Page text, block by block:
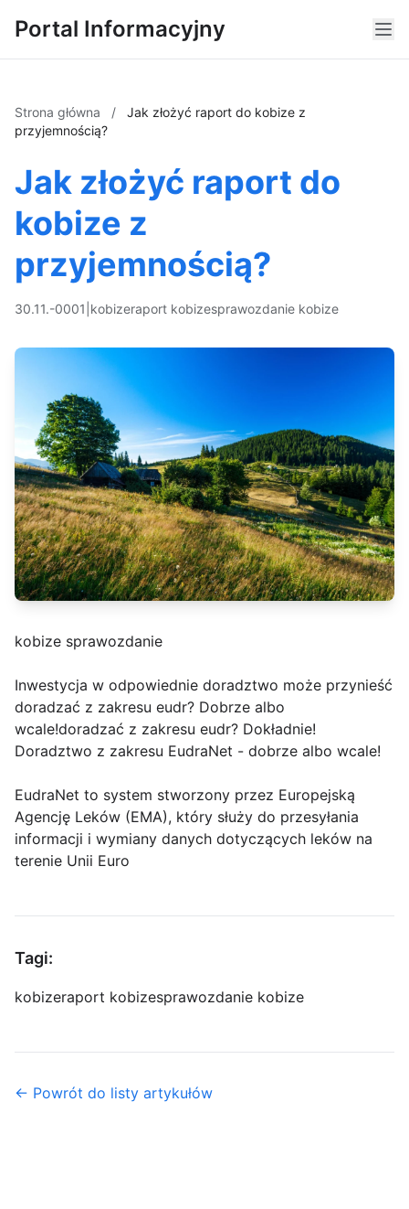
Portal Informacyjny
Strona główna /
Jak złożyć raport do kobize z
przyjemnością?
Jak złożyć raport do
kobize z
przyjemnością?
30.11.-0001 kobizeraport kobizesprawozdanie kobize
kobize sprawozdanie
Inwestycja w odpowiednie doradztwo może przynieść
doradzać z zakresu eudr? Dobrze albo
wcale!doradzać z zakresu eudr? Dokładnie!
Doradztwo z zakresu EudraNet - dobrze albo wcale!
EudraNet to system stworzony przez Europejską
Agencję Leków (EMA), który służy do przesyłania
informacji i wymiany danych dotyczących leków na
terenie Unii Euro
Tagi:
kobizeraport kobizesprawozdanie kobize
← Powrót do listy artykułów